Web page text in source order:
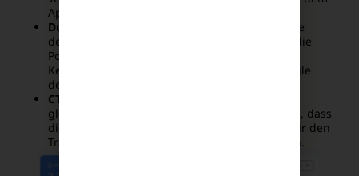
April betroffen.
Durchschnittliche Position (Non-Brand):
Filtere
deinen Markennamen heraus und analysiere die
Positionen deiner wichtigsten transaktionalen
Keywords. Rutschen diese massiv ab, hat Google
deine thematische Autorität herabgestuft.
CTR (Klickrate):
gleichbleibenden Positionen deutet darauf hin, dass
die neuen AI Overviews oder Direct Answers dir den
Traffic in den Suchergebnissen wegschnappen.